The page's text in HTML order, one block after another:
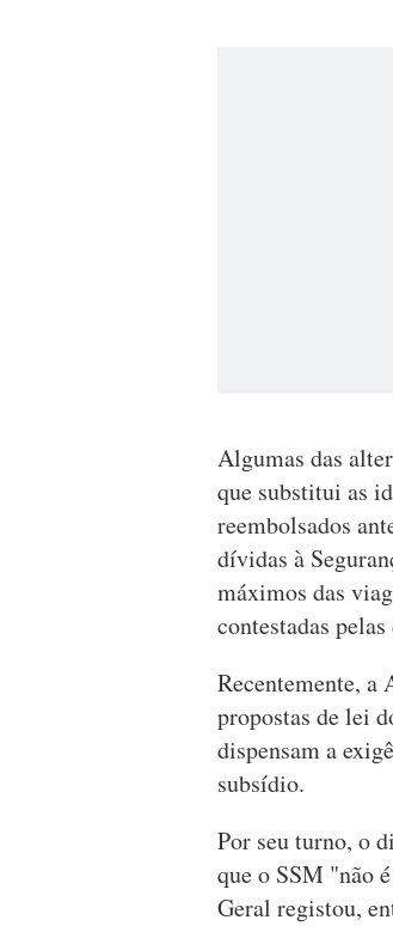
Algumas das
que substitui as
reembolsados
dívidas à
máximos das
contestadas
Recentemente, a
propostas de lei
dispensam a
subsídio.
Por seu turno, o
que o SSM "não
Geral registou,